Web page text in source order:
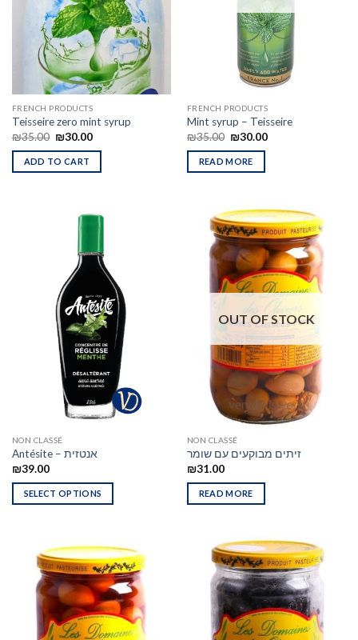
FRENCH PRODUCTS
Teisseire zero mint syrup
₪35.00 ₪30.00
ADD TO CART
FRENCH PRODUCTS
Mint syrup – Teisseire
₪35.00 ₪30.00
READ MORE
NON CLASSÉ
Antésite – אנטזית
₪39.00
SELECT OPTIONS
OUT OF STOCK
NON CLASSÉ
זיתים מבוקעים עם שומר
₪31.00
READ MORE